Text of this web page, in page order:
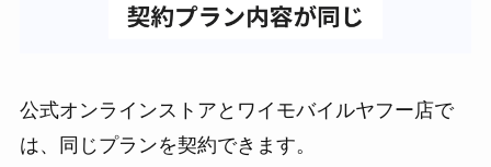
公式オンラインストアとワイモバイルヤフー店で
は、同じプランを契約できます。